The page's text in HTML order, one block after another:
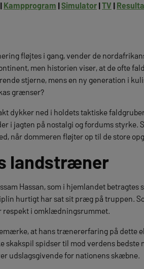
| Kampprogram |Simulator |TV |
fløjtes i gang, vender de
men historien viser, at de ofte
stjerne, mens en ny generation i
grænser?
dykker ned i holdets taktiske
i jagten på nostalgi og fordums styrke.
når dommeren fløjter op til de store
landstræner
Hassan, som i hjemlandet
hurtigt har sat sit præg på truppen.
respekt i omklædningsrummet.
at hans trænererfaring på dette
skakspil spidser til mod verdens
udslagsgivende for nationens skæbne.